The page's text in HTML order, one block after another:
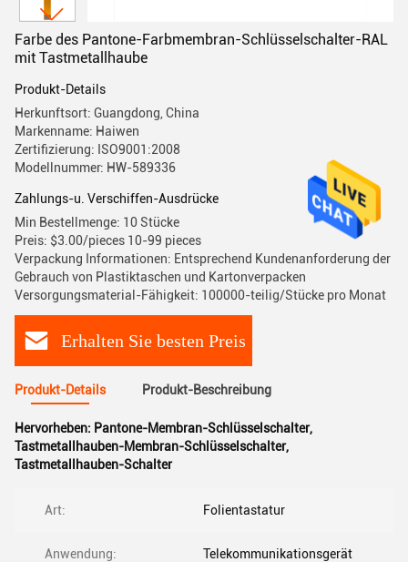
Farbe des Pantone-Farbmembran-Schlüsselschalter-RAL
mit Tastmetallhaube
Produkt-Details
Herkunftsort: Guangdong, China
Markenname: Haiwen
Zertifizierung: ISO9001:2008
Modellnummer: HW-589336
Zahlungs-u. Verschiffen-Ausdrücke
Min Bestellmenge: 10 Stücke
Preis: $3.00/pieces 10-99 pieces
Verpackung Informationen: Entsprechend Kundenanforderung der
Gebrauch von Plastiktaschen und Kartonverpacken
Versorgungsmaterial-Fähigkeit: 100000-teilig/Stücke pro Monat
Erhalten Sie besten Preis
Produkt-Details Produkt-Beschreibung
Hervorheben: Pantone-Membran-Schlüsselschalter,
Tastmetallhauben-Membran-Schlüsselschalter,
Tastmetallhauben-Schalter
Art: Folientastatur
Anwendung: Telekommunikationsgerät